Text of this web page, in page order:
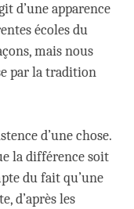
d’une apparence
écoles du
mais nous
par la tradition
d’une chose.
la différence soit
du fait qu’une
d’après les